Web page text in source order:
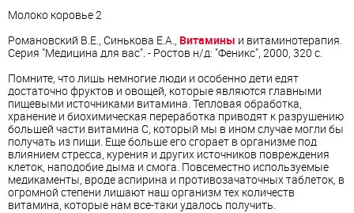
Молоко коровье 2
Романовский В.Е., Синькова Е.А., Витамины и витаминотерапия.
Серия "Медицина для вас". - Ростов н/д: "Феникс", 2000, 320 с.
Помните, что лишь немногие люди и особенно дети едят
достаточно фруктов и овощей, которые являются главными
пищевыми источниками витамина. Тепловая обработка,
хранение и биохимическая переработка приводят к разрушению
большей части витамина С, который мы в ином случае могли бы
получать из пищи. Еще больше его сгорает в организме под
влиянием стресса, курения и других источников повреждения
клеток, наподобие дыма и смога. Повсеместно используемые
медикаменты, вроде аспирина и противозачаточных таблеток, в
огромной степени лишают наш организм тех количеств
витамина, которые нам все-таки удалось получить.